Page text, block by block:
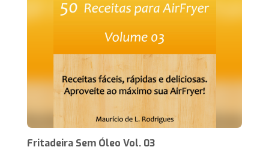
Fritadeira Sem Óleo Vol. 03